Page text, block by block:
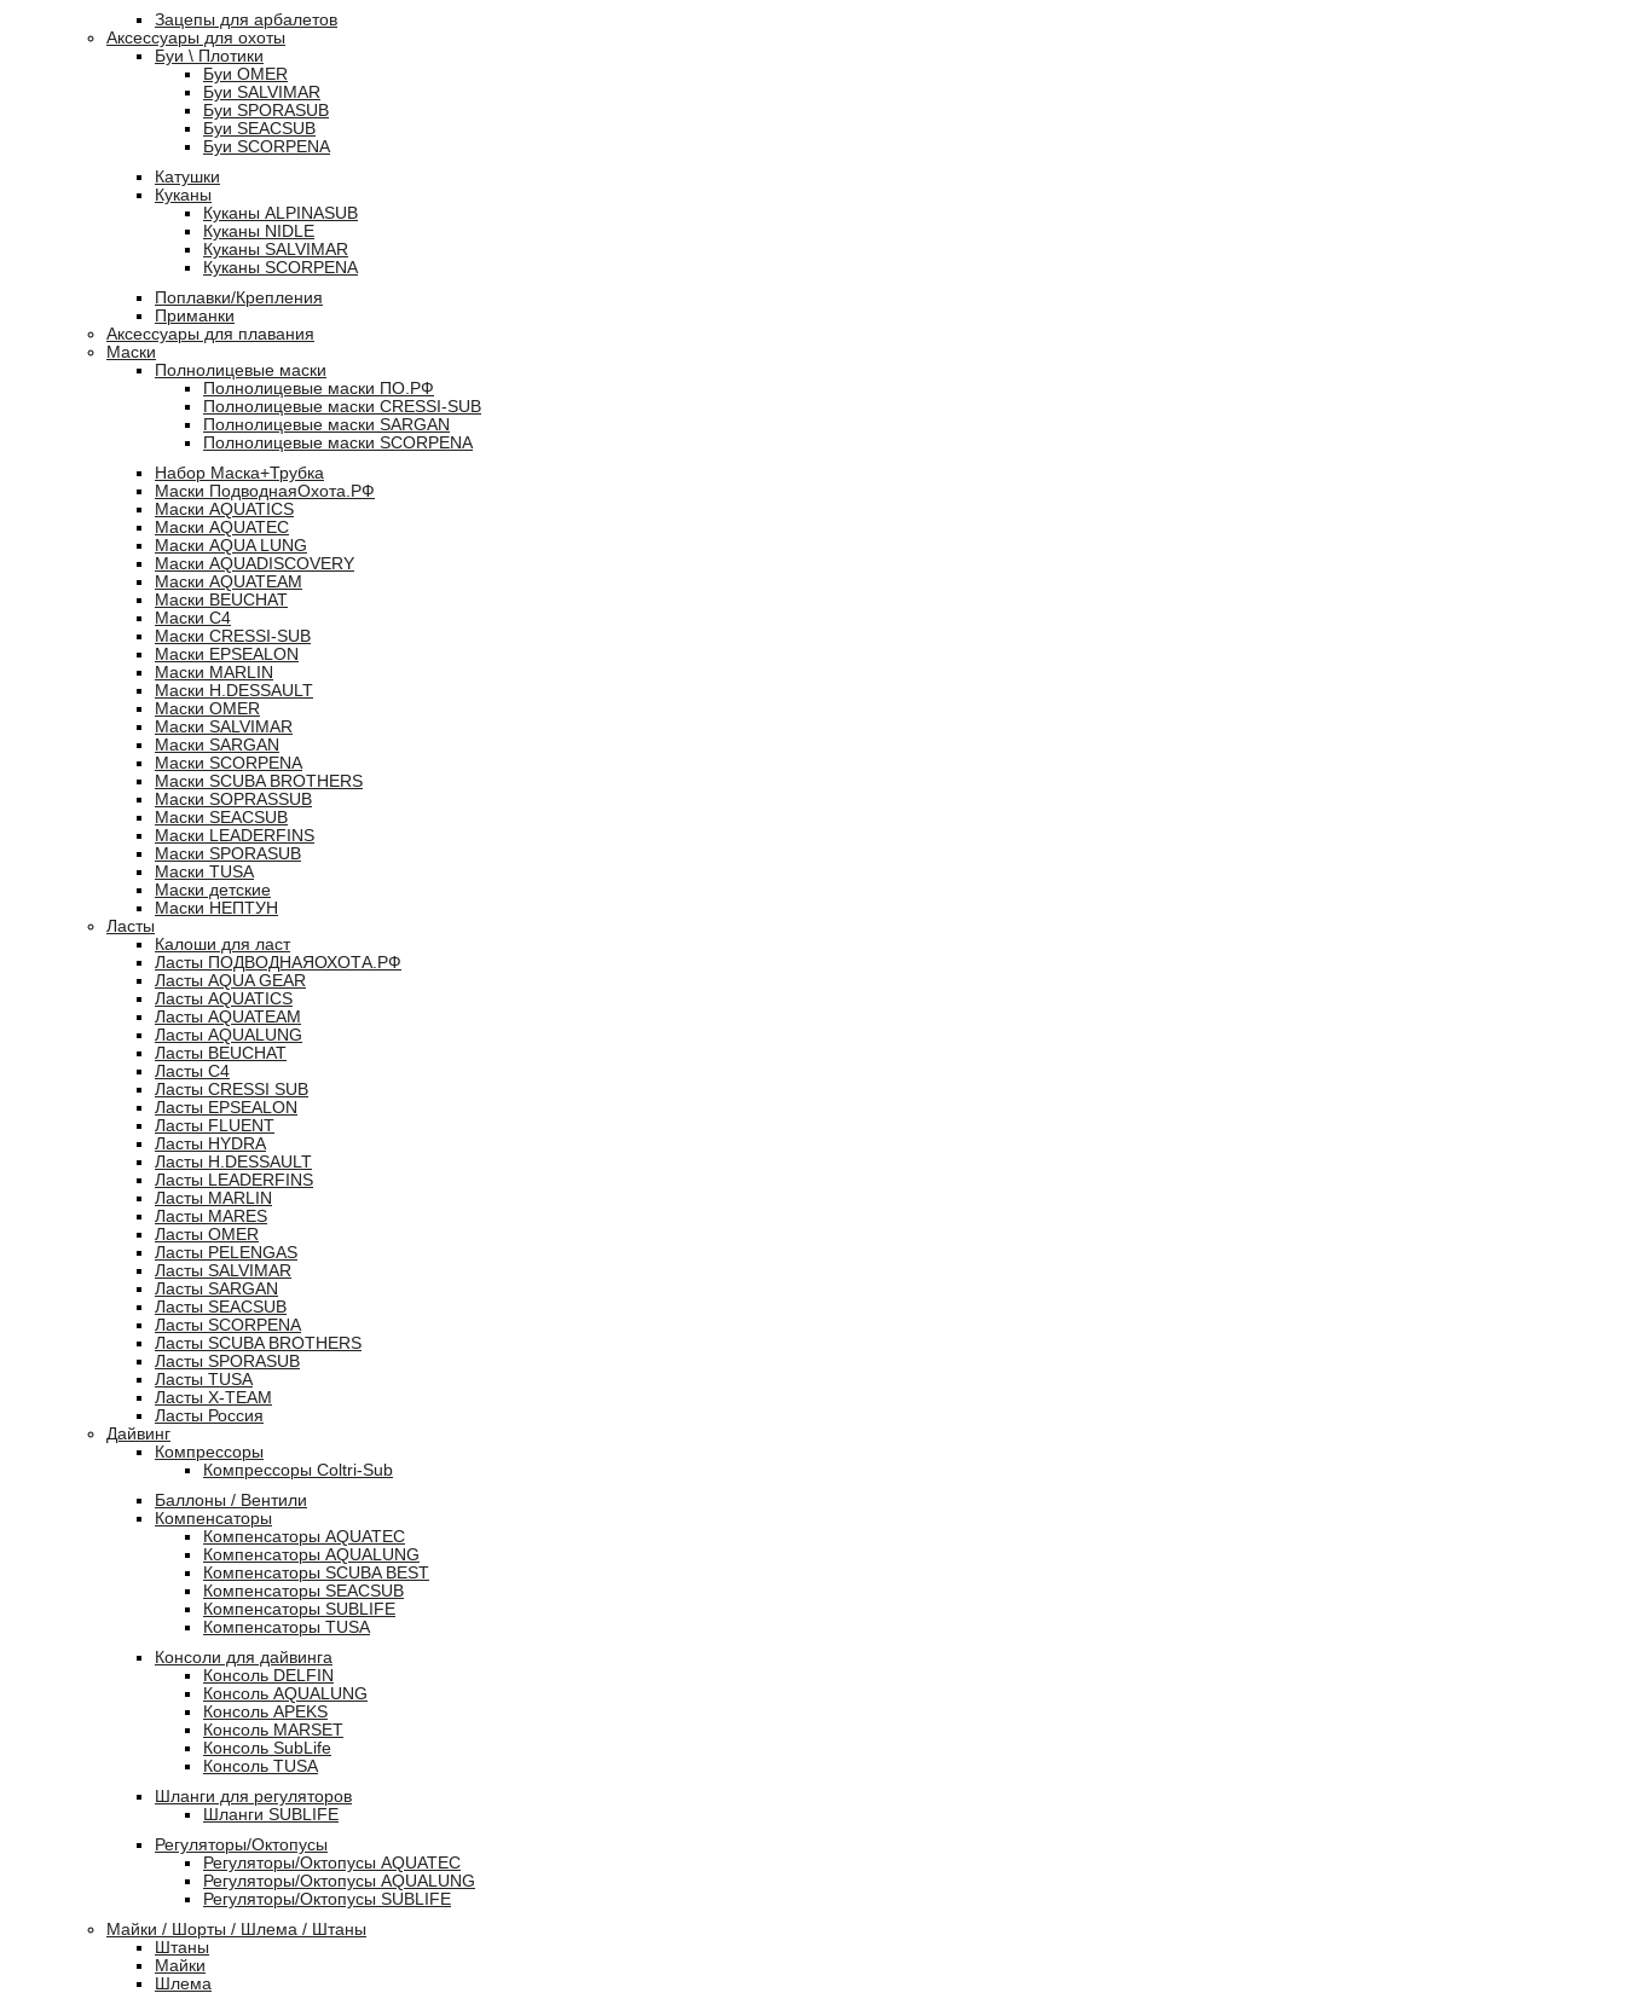
Зацепы для арбалетов
Аксессуары для охоты
Буи \ Плотики
Буи OMER
Буи SALVIMAR
Буи SPORASUB
Буи SEACSUB
Буи SCORPENA
Катушки
Куканы
Куканы ALPINASUB
Куканы NIDLE
Куканы SALVIMAR
Куканы SCORPENA
Поплавки/Крепления
Приманки
Аксессуары для плавания
Маски
Полнолицевые маски
Полнолицевые маски ПО.РФ
Полнолицевые маски CRESSI-SUB
Полнолицевые маски SARGAN
Полнолицевые маски SCORPENA
Набор Маска+Трубка
Маски ПодводнаяОхота.РФ
Маски AQUATICS
Маски AQUATEC
Маски AQUA LUNG
Маски AQUADISCOVERY
Маски AQUATEAM
Маски BEUCHAT
Маски C4
Маски CRESSI-SUB
Маски EPSEALON
Маски MARLIN
Маски H.DESSAULT
Маски OMER
Маски SALVIMAR
Маски SARGAN
Маски SCORPENA
Маски SCUBA BROTHERS
Маски SOPRASSUB
Маски SEACSUB
Маски LEADERFINS
Маски SPORASUB
Маски TUSA
Маски детские
Маски НЕПТУН
Ласты
Калоши для ласт
Ласты ПОДВОДНАЯОХОТА.РФ
Ласты AQUA GEAR
Ласты AQUATICS
Ласты AQUATEAM
Ласты AQUALUNG
Ласты BEUCHAT
Ласты C4
Ласты CRESSI SUB
Ласты EPSEALON
Ласты FLUENT
Ласты HYDRA
Ласты H.DESSAULT
Ласты LEADERFINS
Ласты MARLIN
Ласты MARES
Ласты OMER
Ласты PELENGAS
Ласты SALVIMAR
Ласты SARGAN
Ласты SEACSUB
Ласты SCORPENA
Ласты SCUBA BROTHERS
Ласты SPORASUB
Ласты TUSA
Ласты X-TEAM
Ласты Россия
Дайвинг
Компрессоры
Компрессоры Coltri-Sub
Баллоны / Вентили
Компенсаторы
Компенсаторы AQUATEC
Компенсаторы AQUALUNG
Компенсаторы SCUBA BEST
Компенсаторы SEACSUB
Компенсаторы SUBLIFE
Компенсаторы TUSA
Консоли для дайвинга
Консоль DELFIN
Консоль AQUALUNG
Консоль APEKS
Консоль MARSET
Консоль SubLife
Консоль TUSA
Шланги для регуляторов
Шланги SUBLIFE
Регуляторы/Октопусы
Регуляторы/Октопусы AQUATEC
Регуляторы/Октопусы AQUALUNG
Регуляторы/Октопусы SUBLIFE
Майки / Шорты / Шлема / Штаны
Штаны
Майки
Шлема